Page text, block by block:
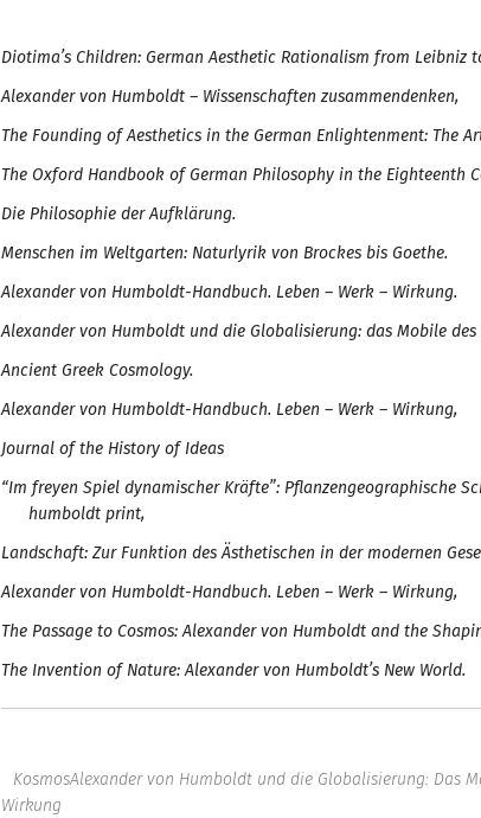
Diotima’s Children: German Aesthetic Rationalism from Leibniz
Alexander von Humboldt – Wissenschaften zusammendenken,
The Founding of Aesthetics in the German Enlightenment: The
The Oxford Handbook of German Philosophy in the Eighteenth
Die Philosophie der Aufklärung.
Menschen im Weltgarten: Naturlyrik von Brockes bis Goethe.
Alexander von Humboldt-Handbuch. Leben – Werk – Wirkung.
Alexander von Humboldt und die Globalisierung: das Mobile des
Ancient Greek Cosmology.
Alexander von Humboldt-Handbuch. Leben – Werk – Wirkung,
Journal of the History of Ideas
“Im freyen Spiel dynamischer Kräfte”: Pflanzengeographische
humboldt print,
Landschaft: Zur Funktion des Ästhetischen in der modernen
Alexander von Humboldt-Handbuch. Leben – Werk – Wirkung,
The Passage to Cosmos: Alexander von Humboldt and the
The Invention of Nature: Alexander von Humboldt’s New World.
KosmosAlexander von Humboldt und die Globalisierung: Das
Wirkung